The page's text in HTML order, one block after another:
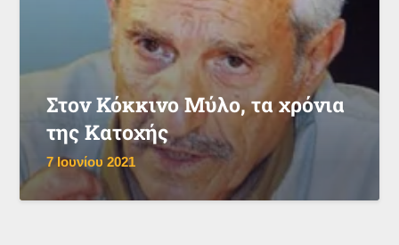
Στον Κόκκινο Μύλο, τα χρόνια
της Κατοχής
7 Ιουνίου 2021